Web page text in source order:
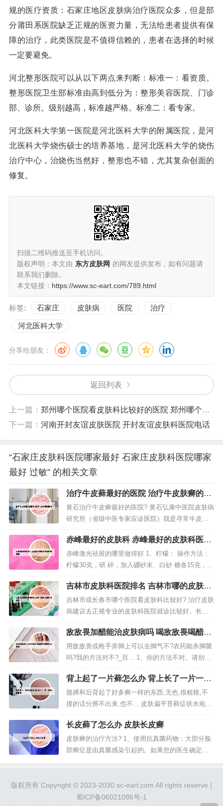
规的医疗资质：石家庄地区皮肤病治疗医院众多，但是部
分莆田系医院缺乏正规的医资力量，无法给患者提供有保
障的治疗，此类医院是不值得信赖的，患者在选择的时候
一定要避免。
河北整形医院可以从以下两点来判断：标准一：看资质。
整形医院卫生部标准由高到低分为：整形美容医院、门诊
部、诊所。级别越高，标准越严格。标准二：看专家。
河北医科大学第一医院是河北医科大学的附属医院，是河
北医科大学烧伤硕士的培养基地，是河北医科大学的烧伤
治疗中心，治烧伤当然好，整形也不错，尤其复杂创面的
修复。
扫描二维码推送至手机访问。
版权声明：本文由 东方皮肤网 的网友提供发布，如有问题请
联系我们删除。
本文链接： https://www.sc-eart.com/789.html
标签: 石家庄 皮肤病 医院 治疗
河北医科大学
分享给朋友：
返回列表
上一篇： 郑州哪个医院看皮肤科比较好的医院 郑州哪个医院皮肤科看得最好
下一篇： 河南开封友谊皮肤医院 开封友谊皮肤科医院电话
“石家庄皮肤科医院哪家最好 石家庄皮肤科医院哪家
最好 过敏” 的相关文章
治疗牛皮藓最好的医院 治疗牛皮肤癣的医
院
黄石治疗牛皮癣最好的医院? 黄石弘康中医院皮肤病
研究所（省级中医专家应诊医院）我是寻常牛皮
癣，大医院都看了一直没好，在弘康中医看好了，
是中医药大学专家，还是咱们中医好，为中医点
赞。黄石市第一人民医院皮肤科 ，市级重点专科，
成立于1976年10月，现已发展成为拥有皮肤内科、
皮肤美容外科、皮肤性病科、中...
赤峰最好的皮肤科 赤峰最好的皮肤科医院
在哪里
赤峰激光祛斑的哪里做得好 1、柠檬： 操作方法：
柠檬30克，研 碎，加入硼砂末、白砂 糖各15克，拌
匀后入瓶封存，3日后启用，每天早晚 用此少 许冲
温水 适量，涂到 斑点处约3分钟。2、雅致轩：主要
是做面部问题肌肤的。他们家的香薰滋养补水护
理、深部透热仪护理、美白祛斑护理、纤瘦美体护
理非常出名。从...
吉林市皮肤科医院排名 吉林市哪的皮肤科
看的好
吉林市或长春市哪个医院看皮肤科比较好? 治疗皮肤
病建议去正规专业的皮肤科医院就诊比较好。长春
治疗皮肤疾病的医院是比较多的，但凡是正规医院
都是比较合适的。吉林大学第二医院是一所三级甲
等综合性临床医院。吉大三院相对于其他的医院来
说外科手术更专业一些，而且年均接受手术量是比
较大的。吉大二院皮肤科比较好 你...
敌敌畏加醋能治皮肤病吗 喝敌敌畏喝醋能
解毒吗
用敌敌畏或枪手弄脚上可以去脚气不?农药能杀脚菌
吗?我的方法对不?_百... 1、你的方法不对。请别使
用农药一类往自己身上弄。是药三分毒，更别说农
药了。 脚气（脚臭）是由于身体的小汗腺分泌旺
盛，汗腺分泌物在细菌、霉菌分解下产生秽臭。出
汗促使细菌容易繁殖，因此脚臭常与多汗症伴发。
2、有很多可以，三氯异...
背上起了一片藓怎么办 背上长了一片一片
皮癣很痒
胳膊和后背起了好多癣一样的东西,无色,很粗糙,不
摸的话分辨不出来,也不... 皮肤扁平苔藓症状水疱：
一般为粟粒状，多见于软腭，但也可发生于其它部
位。水疱轻易破裂，在一日夜间又重新泛起。皮肤
扁平苔藓症状糜烂：糜烂型常见，范围相称广泛，
几乎可遍及整个口腔粘膜。这个是经常靠在桌子上
长皮藓了怎么办 皮肤长皮癣
皮肤癣的治疗方法? 1、使用抗真菌药物：大部分脸
部癣症是由真菌感染引起的。如果您的医生确定了
萘芬等。2、皮癣跟真菌感染有关，可用抗真菌的药
物来治疗，如特比萘芬乳膏以及复方酮康唑乳膏。
版权所有 Copyright © 2023-2030 sc-eart.com All rights reserve |
蜀ICP备06021086号-1